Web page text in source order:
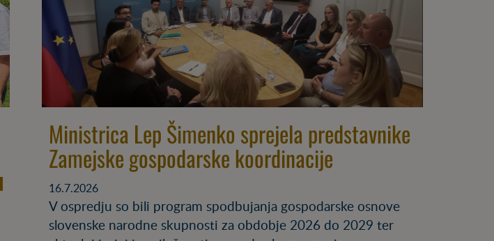
Ministrica Lep Šimenko sprejela predstavnike
Zamejske gospodarske koordinacije
16.7.2026
V ospredju so bili program spodbujanja gospodarske osnove
slovenske narodne skupnosti za obdobje 2026 do 2029 ter